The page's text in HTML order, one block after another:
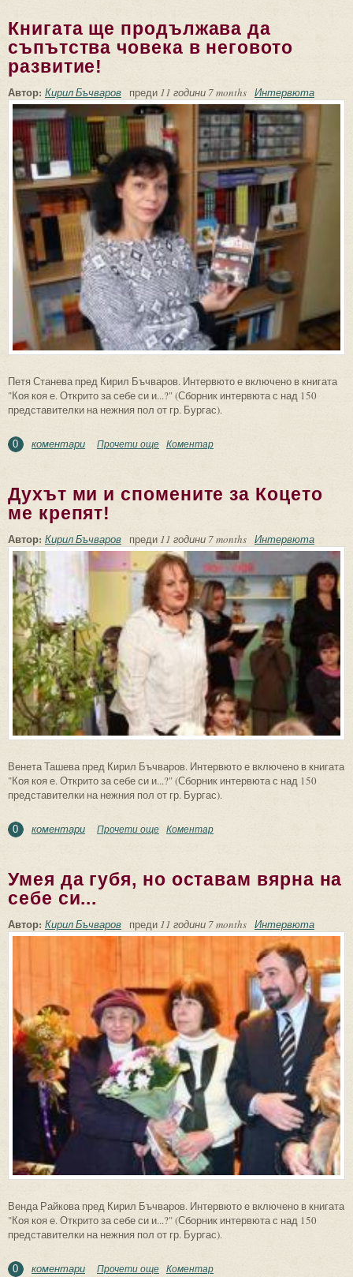
Книгата ще продължава да
съпътства човека в неговото
развитие!
Автор: Кирил Бъчваров преди 11 години 7 months Интервюта
Петя Станева пред Кирил Бъчваров. Интервюто е включено в книгата
"Коя коя е. Открито за себе си и...?" (Сборник интервюта с над 150
представителки на нежния пол от гр. Бургас).
0 коментари Прочети още about Книгата ще продължава да
Коментар
Духът ми и спомените за Коцето
ме крепят!
Автор: Кирил Бъчваров преди 11 години 7 months Интервюта
Венета Ташева пред Кирил Бъчваров. Интервюто е включено в книгата
"Коя коя е. Открито за себе си и...?" (Сборник интервюта с над 150
представителки на нежния пол от гр. Бургас).
0 коментари Прочети още about Духът ми и спомените за Коцето ме
Коментар
Умея да губя, но оставам вярна на
себе си...
Автор: Кирил Бъчваров преди 11 години 7 months Интервюта
Венда Райкова пред Кирил Бъчваров. Интервюто е включено в книгата
"Коя коя е. Открито за себе си и...?" (Сборник интервюта с над 150
представителки на нежния пол от гр. Бургас).
0 коментари Прочети още about Умея да губя, но оставам вярна на
Коментар